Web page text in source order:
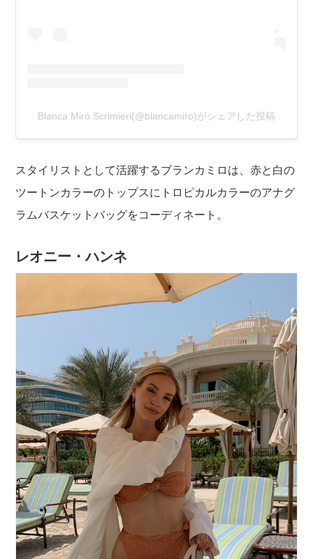
Blanca Miró Scrimieri(@blancamiro)がシェアした投稿
スタイリストとして活躍するブランカミロは、赤と白の
ツートンカラーのトップスにトロピカルカラーのアナグ
ラムバスケットバッグをコーディネート。
レオニー・ハンネ